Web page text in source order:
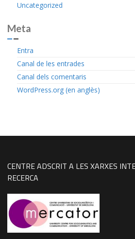
Uncategorized
Meta
Entra
Canal de les entrades
Canal dels comentaris
WordPress.org (en anglès)
CENTRE ADSCRIT A LES XARXES
RECERCA